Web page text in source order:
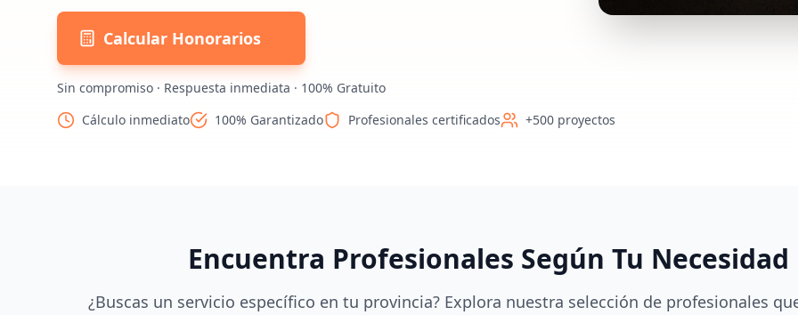
Calcular Honorarios
Sin compromiso · Respuesta inmediata · 100% Gratuito
Cálculo inmediato
100% Garantizado Profesionales certificados +500 proyectos
Encuentra Profesionales Según Tu Necesidad
¿Buscas un servicio específico en tu provincia? Explora nuestra selección de profesionales